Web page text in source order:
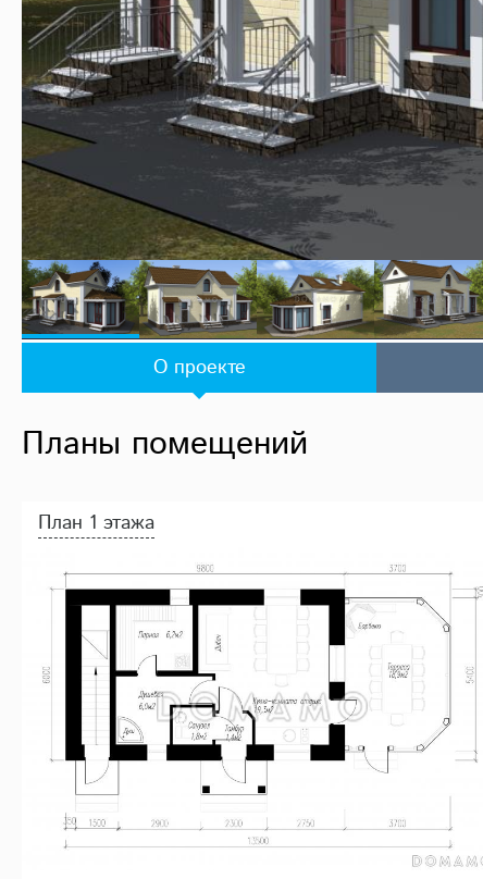
О проекте
Планы помещений
План 1 этажа